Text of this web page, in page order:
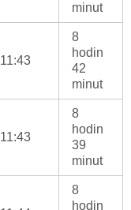
minut
11:43
8
hodin
42
minut
11:43
8
hodin
39
minut
8
hodin